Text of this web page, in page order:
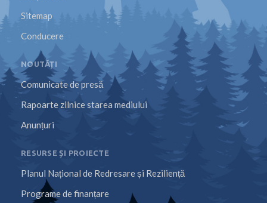
Sitemap
Conducere
NOUTĂȚI
Comunicate de presă
Rapoarte zilnice starea mediului
Anunțuri
RESURSE ȘI PROIECTE
Planul Național de Redresare și Reziliență
Programe de finanțare